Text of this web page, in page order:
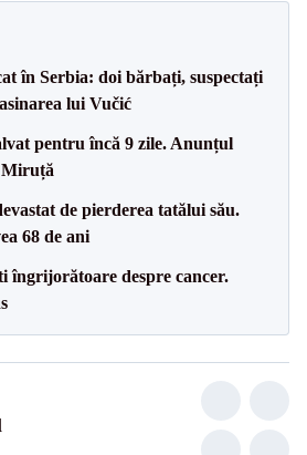
în Serbia: doi bărbați, suspectați
lui Vučić
pentru încă 9 zile. Anunțul
Miruță
de pierderea tatălui său.
68 de ani
îngrijorătoare despre cancer.